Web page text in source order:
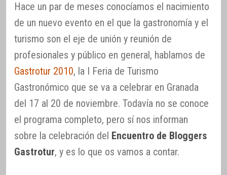
Hace un par de meses conocíamos el nacimiento
de un nuevo evento en el que la gastronomía y el
turismo son el eje de unión y reunión de
profesionales y público en general, hablamos de
Gastrotur 2010, la I Feria de Turismo
Gastronómico que se va a celebrar en Granada
del 17 al 20 de noviembre. Todavía no se conoce
el programa completo, pero sí nos informan
sobre la celebración del Encuentro de Bloggers
Gastrotur, y es lo que os vamos a contar.